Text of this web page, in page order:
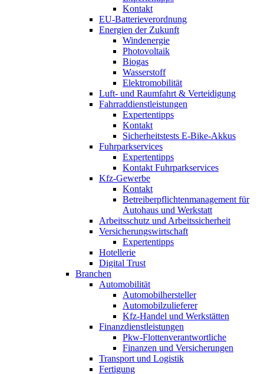
Kontakt
EU-Batterieverordnung
Energien der Zukunft
Windenergie
Photovoltaik
Biogas
Wasserstoff
Elektromobilität
Luft- und Raumfahrt & Verteidigung
Fahrraddienstleistungen
Expertentipps
Kontakt
Sicherheitstests E-Bike-Akkus
Fuhrparkservices
Expertentipps
Kontakt Fuhrparkservices
Kfz-Gewerbe
Kontakt
Betreiberpflichtenmanagement für
Autohaus und Werkstatt
Arbeitsschutz und Arbeitssicherheit
Versicherungswirtschaft
Expertentipps
Hotellerie
Digital Trust
Branchen
Automobilität
Automobilhersteller
Automobilzulieferer
Kfz-Handel und Werkstätten
Finanzdienstleistungen
Pkw‑Flottenverantwortliche
Finanzen und Versicherungen
Transport und Logistik
Fertigung